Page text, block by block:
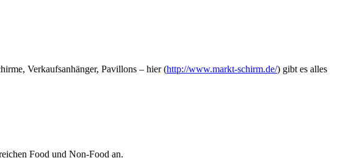
Verkaufsanhänger, Pavillons – hier (http://www.markt-schirm.de/) gibt es alles
Food und Non-Food an.